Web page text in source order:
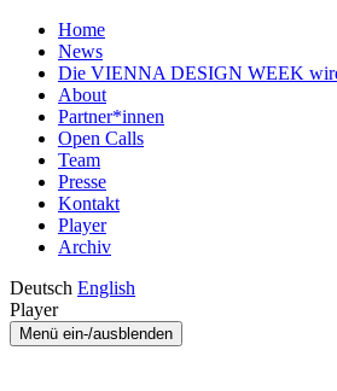
Home
News
Die VIENNA DESIGN WEEK
About
Partner*innen
Open Calls
Team
Presse
Kontakt
Player
Archiv
Deutsch English
Player
Menü ein-/ausblenden